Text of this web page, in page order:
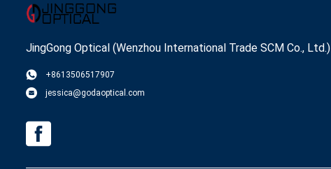
JingGong Optical (Wenzhou International Trade SCM Co., Ltd.)
+8613506517907
jessica@godaoptical.com